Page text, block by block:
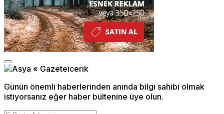
Günün önemli haberlerinden anında bilgi sahibi olmak
istiyorsanız eğer haber bültenine üye olun.